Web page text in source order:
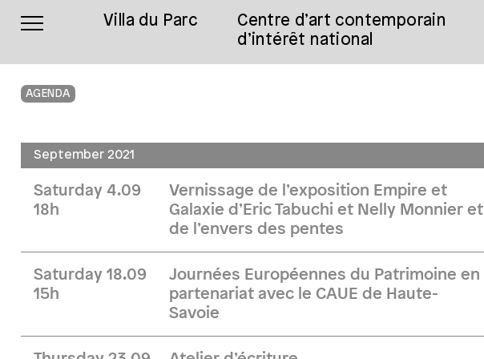
Villa du Parc
Centre d’art contemporain
d’intérêt national
AGENDA
September 2021
Saturday 4.09
18h
Vernissage de l’exposition Empire et
Galaxie d’Eric Tabuchi et Nelly Monnier et
de l’envers des pentes
Saturday 18.09
15h
Journées Européennes du Patrimoine en
partenariat avec le CAUE de Haute-
Savoie